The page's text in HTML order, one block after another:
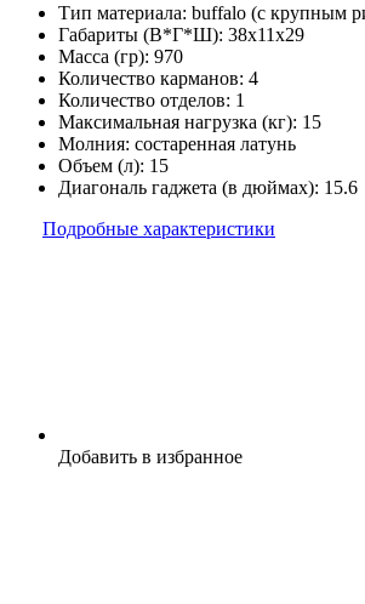
Тип материала: buffalo (с крупным
Габариты (В*Г*Ш): 38x11x29
Масса (гр): 970
Количество карманов: 4
Количество отделов: 1
Максимальная нагрузка (кг): 15
Молния: состаренная латунь
Объем (л): 15
Диагональ гаджета (в дюймах): 15.6
Подробные характеристики
Добавить в избранное